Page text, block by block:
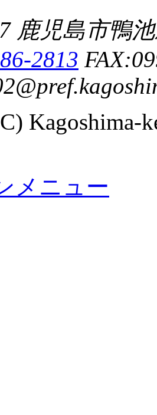
鹿児島市
2813
Kagoshima-
メニュー